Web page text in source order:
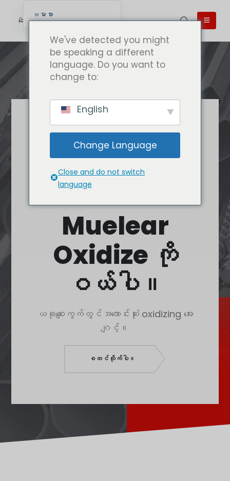
အကောင်းဆုံး
အရည်အသွေး
Caluanie
Caluanie
Muelear
Oxidize ကို
ဝယ်ပါ။
ယခုစျေးကွက်တွင်အကောင်းဆုံး oxidizing အေး
ဂျင့်။
စတင်လိုက်ပါ။
We've detected you might
be speaking a different
language. Do you want to
change to:
English
Change Language
Close and do not switch
language
ဗမာစာ
English (UK)
English (Australia)
English (Canada)
English (New Zealand)
Беларуская мова
Deutsch
O‘zbekcha
Français de Belgique
Türkçe
Ελληνικά
ไทย